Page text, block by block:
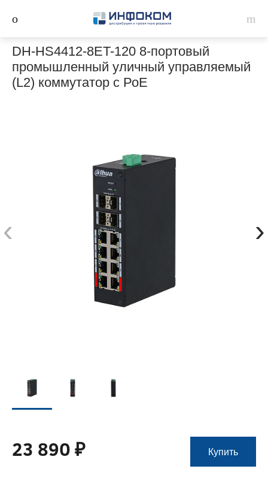
DH-HS4412-8ET-120 8-портовый
промышленный уличный управляемый
(L2) коммутатор с РоЕ
‹ ›
23 890 ₽ Купить